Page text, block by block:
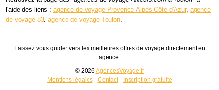
l'aide des liens : agence de voyage Provence-Alpes-Côte d'Azur, agence
de voyage 83, agence de voyage Toulon.
Laissez vous guider vers les meilleures offres de voyage directement en
agence.
© 2026 AgencesVoyage.fr
Mentions légales- Contact- Inscription gratuite